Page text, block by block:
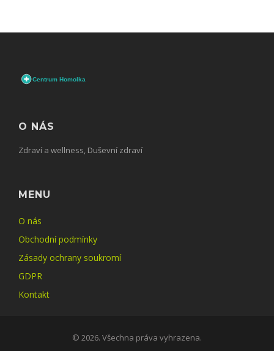
O NÁS
Zdraví a wellness, Duševní zdraví
MENU
O nás
Obchodní podmínky
Zásady ochrany soukromí
GDPR
Kontakt
© 2026. Všechna práva vyhrazena.